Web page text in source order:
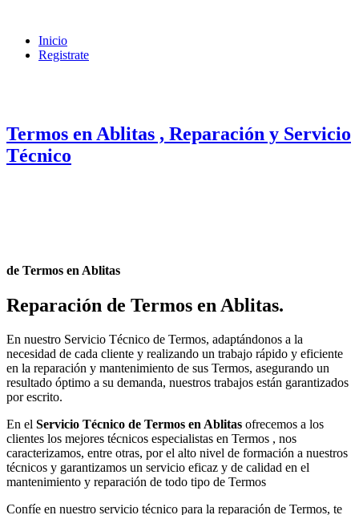
Inicio
Registrate
Termos en Ablitas , Reparación y Servicio
Técnico
de Termos en Ablitas
Reparación de Termos en Ablitas.
En nuestro Servicio Técnico de Termos, adaptándonos a la
necesidad de cada cliente y realizando un trabajo rápido y eficiente
en la reparación y mantenimiento de sus Termos, asegurando un
resultado óptimo a su demanda, nuestros trabajos están garantizados
por escrito.
En el Servicio Técnico de Termos en Ablitas ofrecemos a los
clientes los mejores técnicos especialistas en Termos , nos
caracterizamos, entre otras, por el alto nivel de formación a nuestros
técnicos y garantizamos un servicio eficaz y de calidad en el
mantenimiento y reparación de todo tipo de Termos
Confíe en nuestro servicio técnico para la reparación de Termos, te